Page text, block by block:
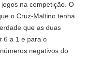
na competição. O
o Cruz-Maltino tenha
que as duas
6 a 1 e para o
negativos do